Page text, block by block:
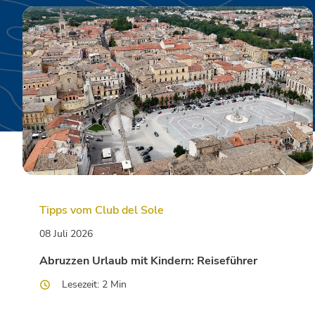
Tipps vom Club del Sole
08 Juli 2026
Abruzzen Urlaub mit Kindern: Reiseführer
Lesezeit: 2 Min